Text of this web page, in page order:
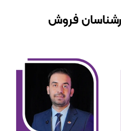
فروش